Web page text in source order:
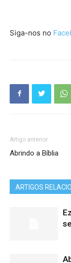
Siga-nos no
Artigo anterior
Abrindo a Bíblia
ARTIGOS